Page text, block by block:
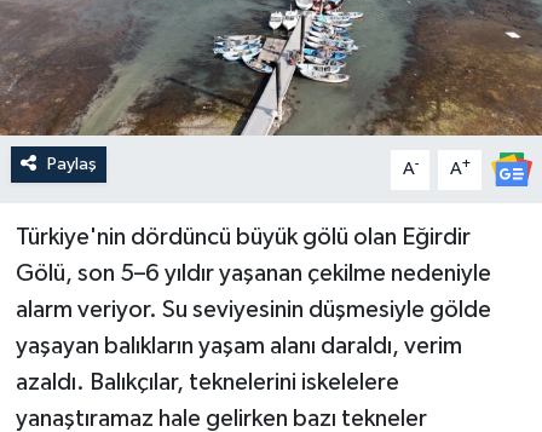
Paylaş A- A+
Türkiye'nin dördüncü büyük gölü olan Eğirdir
Gölü, son 5–6 yıldır yaşanan çekilme nedeniyle
alarm veriyor. Su seviyesinin düşmesiyle gölde
yaşayan balıkların yaşam alanı daraldı, verim
azaldı. Balıkçılar, teknelerini iskelelere
yanaştıramaz hale gelirken bazı tekneler
Siyaset
Spor